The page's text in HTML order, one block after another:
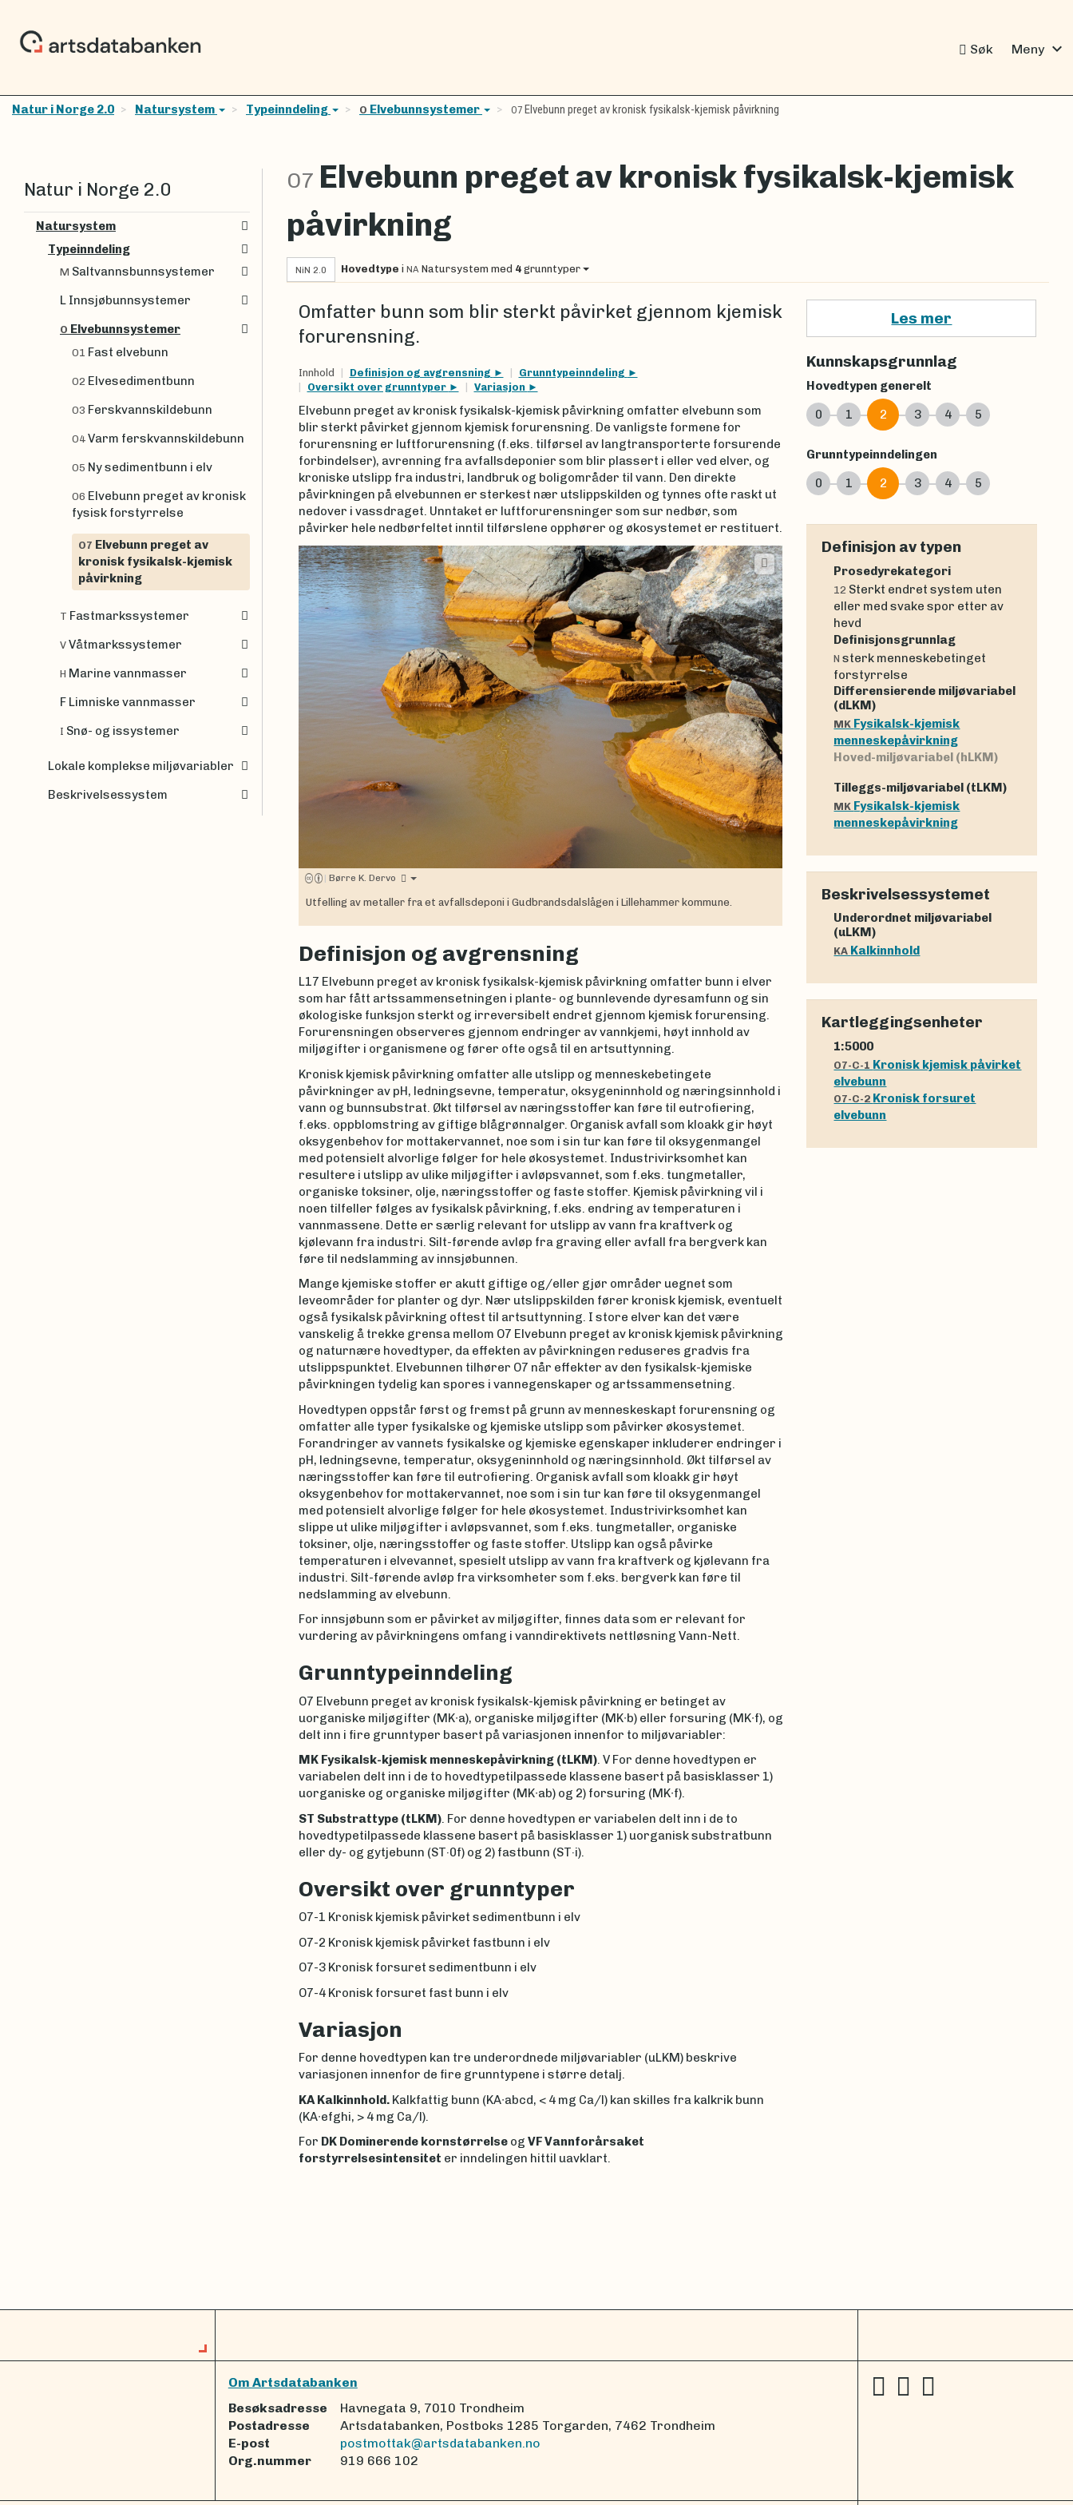
Søk Meny expand_more
Natur i Norge 2.0 Natursystem Typeinndeling O Elvebunnsystemer O7 Elvebunn preget av kronisk fysikalsk-kjemisk påvirkning
O7 Elvebunn preget av kronisk fysikalsk-kjemisk
påvirkning
NiN 2.0 Hovedtype i NA Natursystem med 4 grunntyper
Omfatter bunn som blir sterkt påvirket gjennom kjemisk
forurensning.
Innhold Definisjon og avgrensning
Grunntypeinndeling
Oversikt over grunntyper
Variasjon
Elvebunn preget av kronisk fysikalsk-kjemisk påvirkning omfatter elvebunn som
blir sterkt påvirket gjennom kjemisk forurensning. De vanligste formene for
forurensning er luftforurensning (f.eks. tilførsel av langtransporterte forsurende
forbindelser), avrenning fra avfallsdeponier som blir plassert i eller ved elver, og
kroniske utslipp fra industri, landbruk og boligområder til vann. Den direkte
påvirkningen på elvebunnen er sterkest nær utslippskilden og tynnes ofte raskt ut
nedover i vassdraget. Unntaket er luftforurensninger som sur nedbør, som
påvirker hele nedbørfeltet inntil tilførslene opphører og økosystemet er restituert.
| Børre K. Dervo
Utfelling av metaller fra et avfallsdeponi i Gudbrandsdalslågen i Lillehammer kommune.
Definisjon og avgrensning
L17 Elvebunn preget av kronisk fysikalsk-kjemisk påvirkning omfatter bunn i elver
som har fått artssammensetningen i plante- og bunnlevende dyresamfunn og sin
økologiske funksjon sterkt og irreversibelt endret gjennom kjemisk forurensing.
Forurensningen observeres gjennom endringer av vannkjemi, høyt innhold av
miljøgifter i organismene og fører ofte også til en artsuttynning.
Kronisk kjemisk påvirkning omfatter alle utslipp og menneskebetingete
påvirkninger av pH, ledningsevne, temperatur, oksygeninnhold og næringsinnhold i
vann og bunnsubstrat. Økt tilførsel av næringsstoffer kan føre til eutrofiering,
f.eks. oppblomstring av giftige blågrønnalger. Organisk avfall som kloakk gir høyt
oksygenbehov for mottakervannet, noe som i sin tur kan føre til oksygenmangel
med potensielt alvorlige følger for hele økosystemet. Industrivirksomhet kan
resultere i utslipp av ulike miljøgifter i avløpsvannet, som f.eks. tungmetaller,
organiske toksiner, olje, næringsstoffer og faste stoffer. Kjemisk påvirkning vil i
noen tilfeller følges av fysikalsk påvirkning, f.eks. endring av temperaturen i
vannmassene. Dette er særlig relevant for utslipp av vann fra kraftverk og
kjølevann fra industri. Silt-førende avløp fra graving eller avfall fra bergverk kan
føre til nedslamming av innsjøbunnen.
Mange kjemiske stoffer er akutt giftige og/eller gjør områder uegnet som
leveområder for planter og dyr. Nær utslippskilden fører kronisk kjemisk, eventuelt
også fysikalsk påvirkning oftest til artsuttynning. I store elver kan det være
vanskelig å trekke grensa mellom O7 Elvebunn preget av kronisk kjemisk påvirkning
og naturnære hovedtyper, da effekten av påvirkningen reduseres gradvis fra
utslippspunktet. Elvebunnen tilhører O7 når effekter av den fysikalsk-kjemiske
påvirkningen tydelig kan spores i vannegenskaper og artssammensetning.
Hovedtypen oppstår først og fremst på grunn av menneskeskapt forurensning og
omfatter alle typer fysikalske og kjemiske utslipp som påvirker økosystemet.
Forandringer av vannets fysikalske og kjemiske egenskaper inkluderer endringer i
pH, ledningsevne, temperatur, oksygeninnhold og næringsinnhold. Økt tilførsel av
næringsstoffer kan føre til eutrofiering. Organisk avfall som kloakk gir høyt
oksygenbehov for mottakervannet, noe som i sin tur kan føre til oksygenmangel
med potensielt alvorlige følger for hele økosystemet. Industrivirksomhet kan
slippe ut ulike miljøgifter i avløpsvannet, som f.eks. tungmetaller, organiske
toksiner, olje, næringsstoffer og faste stoffer. Utslipp kan også påvirke
temperaturen i elvevannet, spesielt utslipp av vann fra kraftverk og kjølevann fra
industri. Silt-førende avløp fra virksomheter som f.eks. bergverk kan føre til
nedslamming av elvebunn.
For innsjøbunn som er påvirket av miljøgifter, finnes data som er relevant for
vurdering av påvirkningens omfang i vanndirektivets nettløsning Vann-Nett.
Grunntypeinndeling
O7 Elvebunn preget av kronisk fysikalsk-kjemisk påvirkning er betinget av
uorganiske miljøgifter (MK∙a), organiske miljøgifter (MK∙b) eller forsuring (MK∙f), og
delt inn i fire grunntyper basert på variasjonen innenfor to miljøvariabler:
MK Fysikalsk-kjemisk menneskepåvirkning (tLKM). V For denne hovedtypen er
variabelen delt inn i de to hovedtypetilpassede klassene basert på basisklasser 1)
uorganiske og organiske miljøgifter (MK∙ab) og 2) forsuring (MK∙f).
ST Substrattype (tLKM). For denne hovedtypen er variabelen delt inn i de to
hovedtypetilpassede klassene basert på basisklasser 1) uorganisk substratbunn
eller dy- og gytjebunn (ST·0f) og 2) fastbunn (ST·i).
Oversikt over grunntyper
O7-1 Kronisk kjemisk påvirket sedimentbunn i elv
O7-2 Kronisk kjemisk påvirket fastbunn i elv
O7-3 Kronisk forsuret sedimentbunn i elv
O7-4 Kronisk forsuret fast bunn i elv
Variasjon
For denne hovedtypen kan tre underordnede miljøvariabler (uLKM) beskrive
variasjonen innenfor de fire grunntypene i større detalj.
KA Kalkinnhold.Kalkfattig bunn (KA∙abcd, < 4 mg Ca/l) kan skilles fra kalkrik bunn
(KA∙efghi, > 4 mg Ca/l).
For DK Dominerende kornstørrelseog VF Vannforårsaket
forstyrrelsesintensitet er inndelingen hittil uavklart.
Les mer
Kunnskapsgrunnlag
Hovedtypen generelt
0
1 2 3 4 5
Grunntypeinndelingen
0
1 2 3 4 5
Definisjon av typen
Prosedyrekategori
12 Sterkt endret system uten
eller med svake spor etter av
hevd
Definisjonsgrunnlag
Nsterk menneskebetinget
forstyrrelse
Differensierende miljøvariabel
(dLKM)
MK Fysikalsk-kjemisk
menneskepåvirkning
Hoved-miljøvariabel (hLKM)
Tilleggs-miljøvariabel (tLKM)
MK Fysikalsk-kjemisk
menneskepåvirkning
Beskrivelsessystemet
Underordnet miljøvariabel
(uLKM)
KA Kalkinnhold
Kartleggingsenheter
1:5000
O7-C-1 Kronisk kjemisk påvirket
elvebunn
O7-C-2 Kronisk forsuret
elvebunn
Natur i Norge 2.0
Natursystem
Typeinndeling
M Saltvannsbunnsystemer
L Innsjøbunnsystemer
O Elvebunnsystemer
O1 Fast elvebunn
O2 Elvesedimentbunn
O3 Ferskvannskildebunn
O4 Varm ferskvannskildebunn
O5 Ny sedimentbunn i elv
O6 Elvebunn preget av kronisk
fysisk forstyrrelse
O7 Elvebunn preget av
kronisk fysikalsk-kjemisk
påvirkning
T Fastmarkssystemer
V Våtmarkssystemer
H Marine vannmasser
F Limniske vannmasser
I Snø- og issystemer
Lokale komplekse miljøvariabler
Beskrivelsessystem
Om Artsdatabanken
Besøksadresse
Havnegata 9, 7010 Trondheim
Postadresse
Artsdatabanken, Postboks 1285 Torgarden, 7462 Trondheim
E-post
postmottak@artsdatabanken.no
Org.nummer
919 666 102